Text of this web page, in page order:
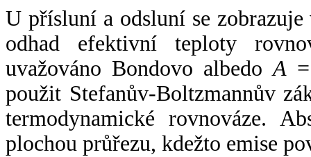
U přísluní a odsluní se
odhad efektivní teploty
uvažováno Bondovo albedoA
použit Stefanův-Boltzmannův
termodynamické rovnováze.
plochou průřezu, kdežto emise